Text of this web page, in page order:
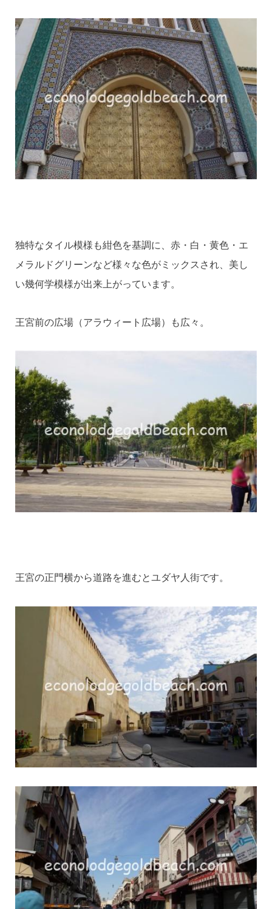
独特なタイル模様も紺色を基調に、赤・白・黄色・エ
メラルドグリーンなど様々な色がミックスされ、美し
い幾何学模様が出来上がっています。
王宮前の広場（アラウィート広場）も広々。
王宮の正門横から道路を進むとユダヤ人街です。